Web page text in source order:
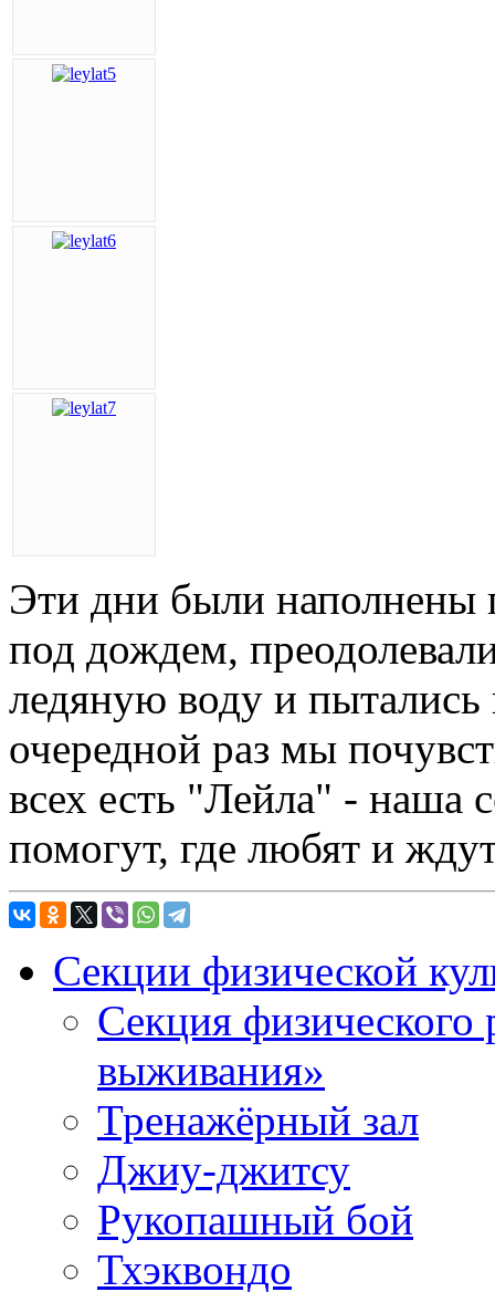
Эти дни были
под дождем,
ледяную воду и
очередной раз мы
всех есть "Лейла" - наша
помогут, где любят и
Секции физической
Секция физического
выживания»
Тренажёрный зал
Джиу-джитсу
Рукопашный бой
Тхэквондо